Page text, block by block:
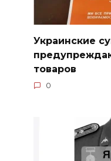
Украинские
товаров
0